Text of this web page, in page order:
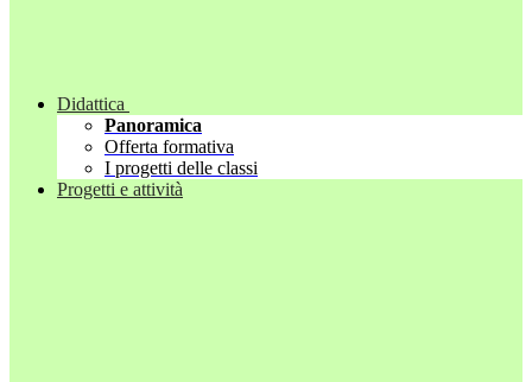
Didattica
Panoramica
Offerta formativa
I progetti delle classi
Progetti e attività